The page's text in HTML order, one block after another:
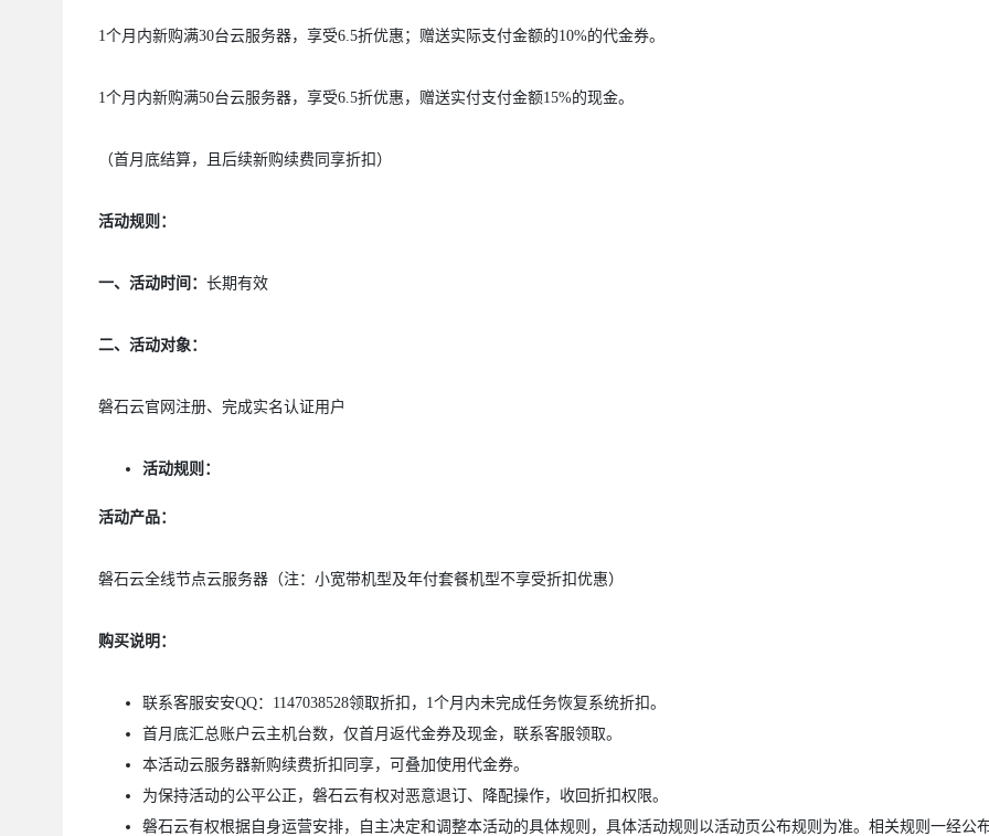
1个月内新购满30台云服务器，享受6.5折优惠；赠送实际支付金额的10%的代金券。
1个月内新购满50台云服务器，享受6.5折优惠，赠送实付支付金额15%的现金。
（首月底结算，且后续新购续费同享折扣）
活动规则：
一、 活动时间 ： 长期有效
二、活动对象：
磐石云官网注册、完成实名认证用户
活动规则：
活动产品：
磐石云全线节点云服务器（注：小宽带机型及年付套餐机型不享受折扣优惠）
购买说明：
联系客服安安QQ：1147038528领取折扣，1个月内未完成任务恢复系统折扣。
首月底汇总账户云主机台数，仅首月返代金券及现金，联系客服领取。
本活动云服务器新购续费折扣同享，可叠加使用代金券。
为保持活动的公平公正，磐石云有权对恶意退订、降配操作，收回折扣权限。
磐石云有权根据自身运营安排，自主决定和调整本活动的具体规则，具体活动规则以活动页公布规则为准。相关规则一经公